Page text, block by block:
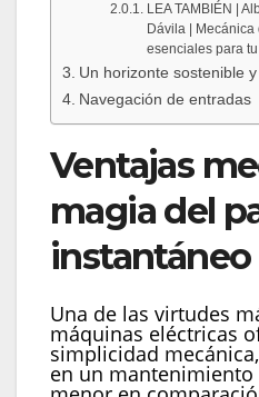
LEA TAMBIÉN |
Dávila |
esenciales para
Un horizonte sostenible
Navegación de entradas
Ventajas
magia del
instantáneo
Una de las virtudes
máquinas eléctricas
simplicidad
en un